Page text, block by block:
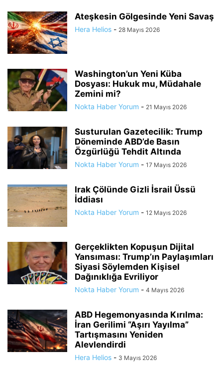
Ateşkesin Gölgesinde Yeni Savaş
Hera Helios - 28 Mayıs 2026
Washington’un Yeni Küba
Dosyası: Hukuk mu, Müdahale
Zemini mi?
Nokta Haber Yorum - 21 Mayıs 2026
Susturulan Gazetecilik: Trump
Döneminde ABD’de Basın
Özgürlüğü Tehdit Altında
Nokta Haber Yorum - 17 Mayıs 2026
Irak Çölünde Gizli İsrail Üssü
İddiası
Nokta Haber Yorum - 12 Mayıs 2026
Gerçeklikten Kopuşun Dijital
Yansıması: Trump’ın Paylaşımları
Siyasi Söylemden Kişisel
Dağınıklığa Evriliyor
Nokta Haber Yorum - 4 Mayıs 2026
ABD Hegemonyasında Kırılma:
İran Gerilimi “Aşırı Yayılma”
Tartışmasını Yeniden
Alevlendirdi
Hera Helios - 3 Mayıs 2026